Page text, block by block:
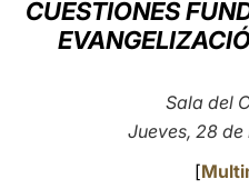
CUESTIONES
Sala del
Jueves, 28
[